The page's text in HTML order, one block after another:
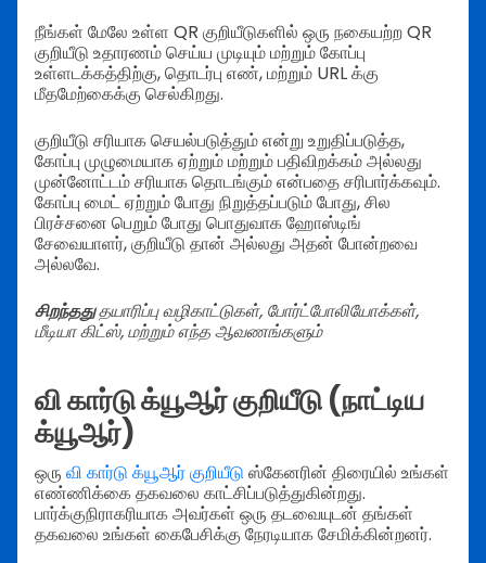
நீங்கள் மேலே உள்ள QR குறியீடுகளில் ஒரு நகையற்ற QR
குறியீடு உதாரணம் செய்ய முடியும் மற்றும் கோப்பு
உள்ளடக்கத்திற்கு, தொடர்பு எண், மற்றும் URL க்கு
மீதமேற்கைக்கு செல்கிறது.
குறியீடு சரியாக செயல்படுத்தும் என்று உறுதிப்படுத்த,
கோப்பு முழுமையாக ஏற்றும் மற்றும் பதிவிறக்கம் அல்லது
முன்னோட்டம் சரியாக தொடங்கும் என்பதை சரிபார்க்கவும்.
கோப்பு மைட் ஏற்றும் போது நிறுத்தப்படும் போது, சில
பிரச்சனை பெறும் போது பொதுவாக ஹோஸ்டிங்
சேவையாளர், குறியீடு தான் அல்லது அதன் போன்றவை
அல்லவே.
சிறந்ததுதயாரிப்பு வழிகாட்டுகள், போர்ட்போலியோக்கள்,
மீடியா கிட்ஸ், மற்றும் எந்த ஆவணங்களும்
வி கார்டு க்யூஆர் குறியீடு (நாட்டிய
க்யூஆர்)
ஒரு வி கார்டு க்யூஆர் குறியீடு ஸ்கேனரின் திரையில் உங்கள்
எண்ணிக்கை தகவலை காட்சிப்படுத்துகின்றது.
பார்க்குநிராகரியாக அவர்கள் ஒரு தடவையுடன் தங்கள்
தகவலை உங்கள் கைபேசிக்கு நேரடியாக சேமிக்கின்றனர்.